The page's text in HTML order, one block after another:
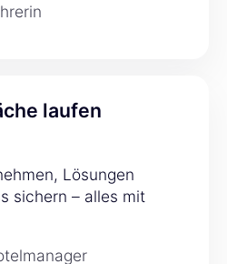
laufen
Lösungen
sichern – alles mit